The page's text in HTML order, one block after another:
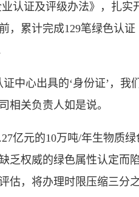
认证及评级办法》，扎
，累计完成129笔绿色认
心出具的‘身份证’，我
相关负责人如是说。
元的10万吨/年生物质绿
乏权威的绿色属性认定而
估，将办理时限压缩三分